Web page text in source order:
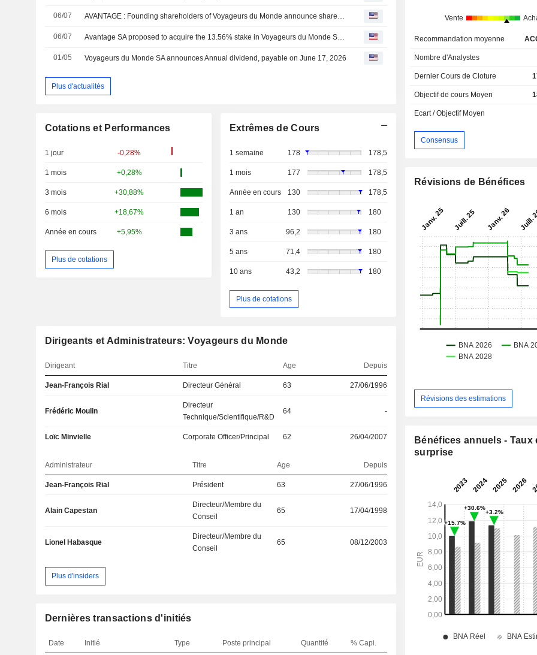
06/07 AVANTAGE : Founding shareholders of Voyageurs du Monde announce shareholding reorganisation and proposed Public Tender Offer
06/07 Avantage SA proposed to acquire the 13.56% stake in Voyageurs du Monde SA for approximately ?110 million.
01/05 Voyageurs du Monde SA announces Annual dividend, payable on June 17, 2026
Plus d'actualités
Cotations et Performances
1 jour -0,28%
1 mois +0,28%
3 mois +30,88%
6 mois +18,67%
Année en cours +5,95%
Plus de cotations
Extrêmes de Cours
1 semaine 178 178,5
1 mois 177 178,5
Année en cours 130 178,5
1 an 130 180
3 ans 96,2 180
5 ans 71,4 180
10 ans 43,2 180
Plus de cotations
Dirigeants et Administrateurs: Voyageurs du Monde
Dirigeant Titre Age Depuis
Jean-François Rial Directeur Général 63 27/06/1996
Frédéric Moulin
Directeur
Technique/Scientifique/R&D
64 -
Loïc Minvielle Corporate Officer/Principal 62 26/04/2007
Administrateur Titre Age Depuis
Jean-François Rial Président 63 27/06/1996
Alain Capestan
Directeur/Membre du
Conseil
65 17/04/1998
Lionel Habasque
Directeur/Membre du
Conseil
65 08/12/2003
Plus d'insiders
Dernières transactions d'initiés
Date Initié Type Poste principal Quantité % Capi.
Vente
Recommandation moyenne
Nombre d'Analystes
Dernier Cours de Cloture
Objectif de cours Moyen
Ecart / Objectif Moyen
Consensus
Révisions de Bénéfices
Révisions des estimations
Bénéfices annuels - Taux
surprise